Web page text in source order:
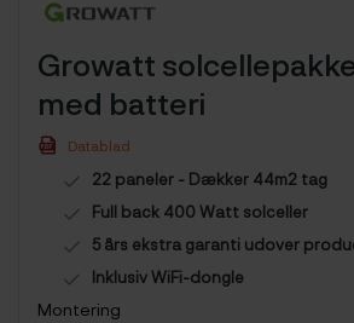
Growatt
med batteri
Datablad
22 paneler - Dækker 44m2 tag
Full back 400 Watt solceller
5 års ekstra garanti udover
Inklusiv WiFi-dongle
Montering